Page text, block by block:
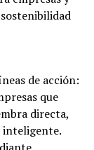
de acción:
que
directa,
inteligente.